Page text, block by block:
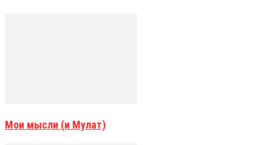
Мои мысли (и Мулат)